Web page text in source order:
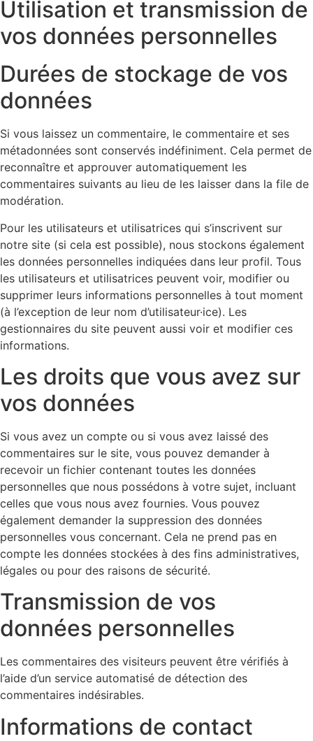
Utilisation et transmission de
vos données personnelles
Durées de stockage de vos
données
Si vous laissez un commentaire, le commentaire et ses
métadonnées sont conservés indéfiniment. Cela permet de
reconnaître et approuver automatiquement les
commentaires suivants au lieu de les laisser dans la file de
modération.
Pour les utilisateurs et utilisatrices qui s’inscrivent sur
notre site (si cela est possible), nous stockons également
les données personnelles indiquées dans leur profil. Tous
les utilisateurs et utilisatrices peuvent voir, modifier ou
supprimer leurs informations personnelles à tout moment
(à l’exception de leur nom d’utilisateur·ice). Les
gestionnaires du site peuvent aussi voir et modifier ces
informations.
Les droits que vous avez sur
vos données
Si vous avez un compte ou si vous avez laissé des
commentaires sur le site, vous pouvez demander à
recevoir un fichier contenant toutes les données
personnelles que nous possédons à votre sujet, incluant
celles que vous nous avez fournies. Vous pouvez
également demander la suppression des données
personnelles vous concernant. Cela ne prend pas en
compte les données stockées à des fins administratives,
légales ou pour des raisons de sécurité.
Transmission de vos
données personnelles
Les commentaires des visiteurs peuvent être vérifiés à
l’aide d’un service automatisé de détection des
commentaires indésirables.
Informations de contact